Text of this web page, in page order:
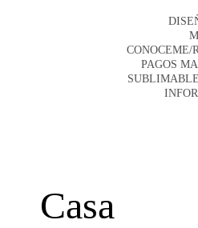
CONOCEME/
PAGOS
Casa